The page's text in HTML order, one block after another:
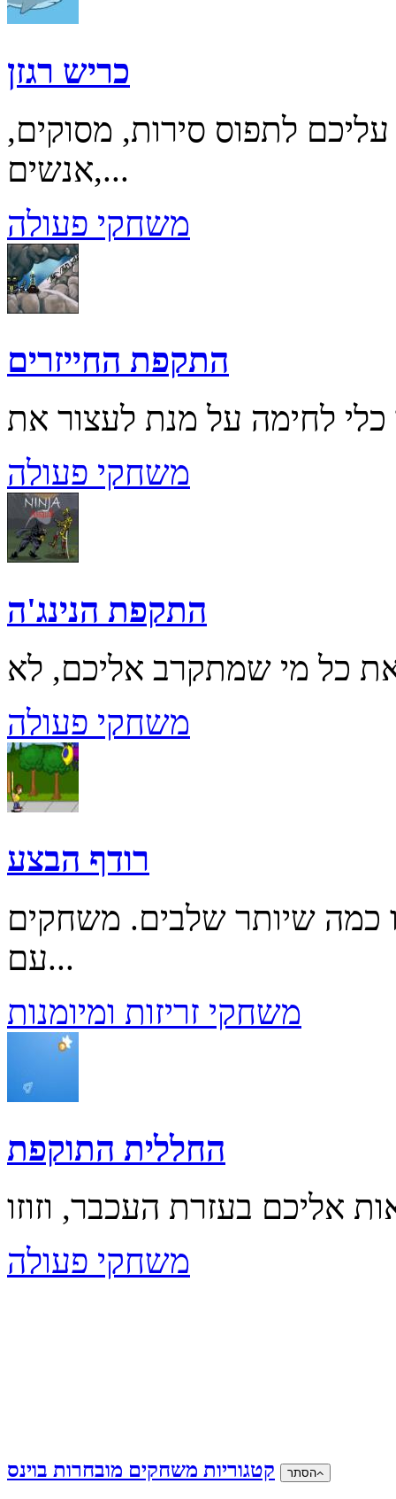
כריש רגזן
לתפוס סירות, מסוקים,
אנשים,...
משחקי פעולה
התקפת החייזרים
משחקי פעולה
התקפת הנינג'ה
משחקי פעולה
רודף הבצע
כמה שיותר שלבים. משחקים
עם...
משחקי זריזות ומיומנות
החללית התוקפת
משחקי פעולה
קטגוריות משחקים מובחרות בוינס הסתר